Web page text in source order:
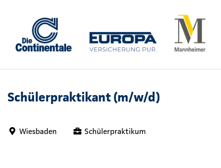
Schülerpraktikant (m/w/d)
Wiesbaden Schülerpraktikum